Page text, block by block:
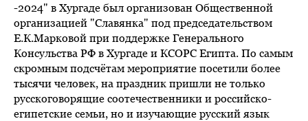
-2024" в Хургаде был организован Общественной
организацией "Славянка" под председательством
Е.К.Марковой при поддержке Генерального
Консульства РФ в Хургаде и КСОРС Египта. По самым
скромным подсчётам мероприятие посетили более
тысячи человек, на праздник пришли не только
русскоговорящие соотечественники и российско-
египетские семьи, но и изучающие русский язык